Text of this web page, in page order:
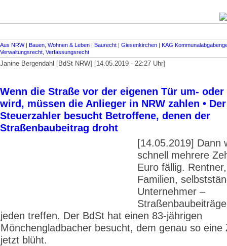
Aus NRW| Bauen, Wohnen & Leben | Baurecht | Giesenkirchen | KAG
Verwaltungsrecht, Verfassungsrecht
Janine Bergendahl [BdSt NRW] [14.05.2019 - 22:27 Uhr]
Wenn die Straße vor der eigenen Tür um- oder
wird, müssen die Anlieger in NRW zahlen •
Steuerzahler besucht Betroffene, denen der
Straßenbaubeitrag droht
[14.05.2019] Dann
schnell mehrere
Euro fällig.
Familien,
Unternehmer –
jeden treffen. Der BdSt hat einen 83-jährigen
Mönchengladbacher besucht, dem genau so eine
jetzt blüht.